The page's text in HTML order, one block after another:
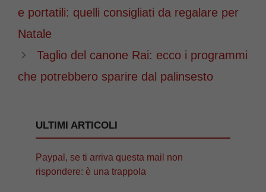
e portatili: quelli consigliati da regalare per
Natale
Taglio del canone Rai: ecco i programmi
che potrebbero sparire dal palinsesto
ULTIMI ARTICOLI
Paypal, se ti arriva questa mail non
rispondere: è una trappola